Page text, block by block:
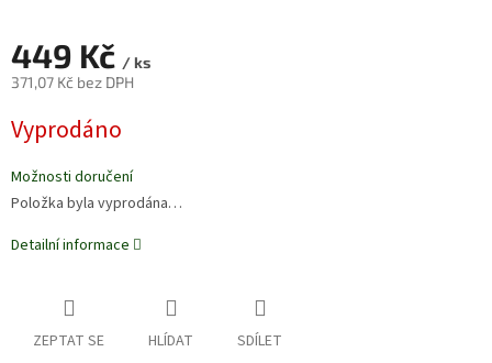
449 Kč / ks
371,07 Kč bez DPH
cena:
Vyprodáno
Možnosti doručení
Položka byla vyprodána…
Detailní informace
ZEPTAT SE HLÍDAT SDÍLET